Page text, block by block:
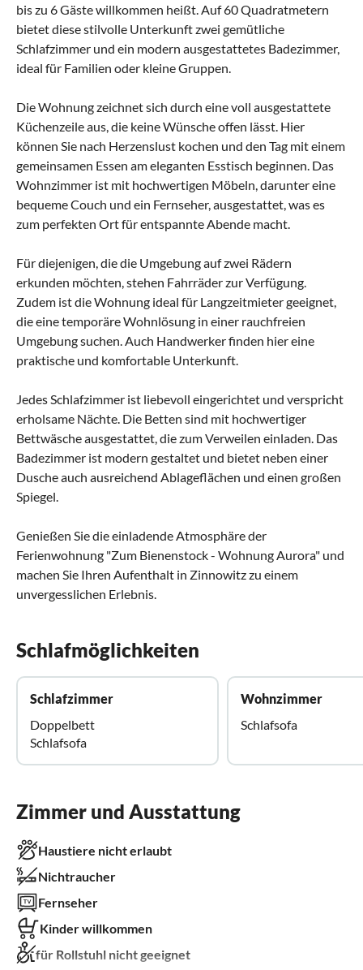
bis zu 6 Gäste willkommen heißt. Auf 60 Quadratmetern
bietet diese stilvolle Unterkunft zwei gemütliche
Schlafzimmer und ein modern ausgestattetes Badezimmer,
ideal für Familien oder kleine Gruppen.
Die Wohnung zeichnet sich durch eine voll ausgestattete
Küchenzeile aus, die keine Wünsche offen lässt. Hier
können Sie nach Herzenslust kochen und den Tag mit einem
gemeinsamen Essen am eleganten Esstisch beginnen. Das
Wohnzimmer ist mit hochwertigen Möbeln, darunter eine
bequeme Couch und ein Fernseher, ausgestattet, was es
zum perfekten Ort für entspannte Abende macht.
Für diejenigen, die die Umgebung auf zwei Rädern
erkunden möchten, stehen Fahrräder zur Verfügung.
Zudem ist die Wohnung ideal für Langzeitmieter geeignet,
die eine temporäre Wohnlösung in einer rauchfreien
Umgebung suchen. Auch Handwerker finden hier eine
praktische und komfortable Unterkunft.
Jedes Schlafzimmer ist liebevoll eingerichtet und verspricht
erholsame Nächte. Die Betten sind mit hochwertiger
Bettwäsche ausgestattet, die zum Verweilen einladen. Das
Badezimmer ist modern gestaltet und bietet neben einer
Dusche auch ausreichend Ablageflächen und einen großen
Spiegel.
Genießen Sie die einladende Atmosphäre der
Ferienwohnung "Zum Bienenstock - Wohnung Aurora" und
machen Sie Ihren Aufenthalt in Zinnowitz zu einem
unvergesslichen Erlebnis.
Schlafmöglichkeiten
Schlafzimmer
Doppelbett
Schlafsofa
Wohnzimmer
Schlafsofa
Zimmer und Ausstattung
Haustiere nicht erlaubt
Nichtraucher
Fernseher
Kinder willkommen
für Rollstuhl nicht geeignet